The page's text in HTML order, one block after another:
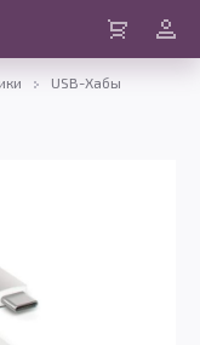
Войти
USB-Хабы